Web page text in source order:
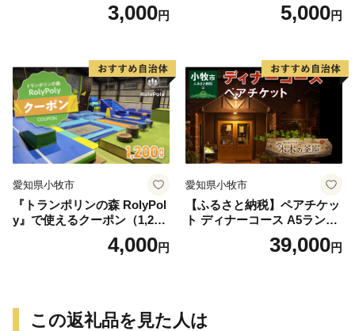
3,000円 5,000円
愛知県小牧市
『トランポリンの森 RolyPol
y』で使えるクーポン（1,200
4,000円
愛知県小牧市
【ふるさと納税】ペアチケッ
ト ディナーコース A5ランク
飛騨牛 コース 記念日 お誕生
日 特別な日 完全個室 ノンア
県 小牧市 送料無料
39,000円
この返礼品を見た人は